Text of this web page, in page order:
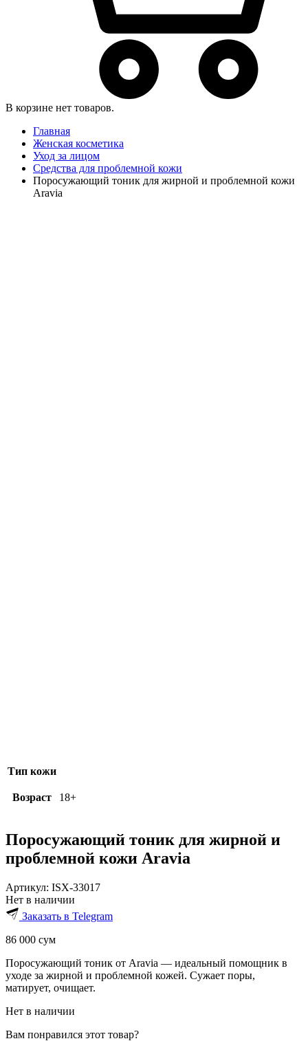
В корзине нет товаров.
Главная
Женская косметика
Уход за лицом
Средства для проблемной кожи
Поросужающий тоник для жирной и проблемной кожи
Aravia
Тип кожи
Возраст 18+
Поросужающий тоник для жирной и
проблемной кожи Aravia
Артикул: ISX-33017
Нет в наличии
Заказать в Telegram
86 000 сум
Поросужающий тоник от Aravia — идеальный помощник в
уходе за жирной и проблемной кожей. Сужает поры,
матирует, очищает.
Нет в наличии
Вам понравился этот товар?